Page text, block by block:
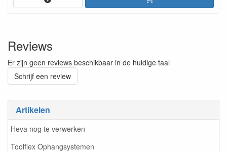
Artikelen
Heva nog te verwerken
Toolflex Ophangsystemen
Reviews
Er zijn geen reviews beschikbaar in de huidige taal
Schrijf een review